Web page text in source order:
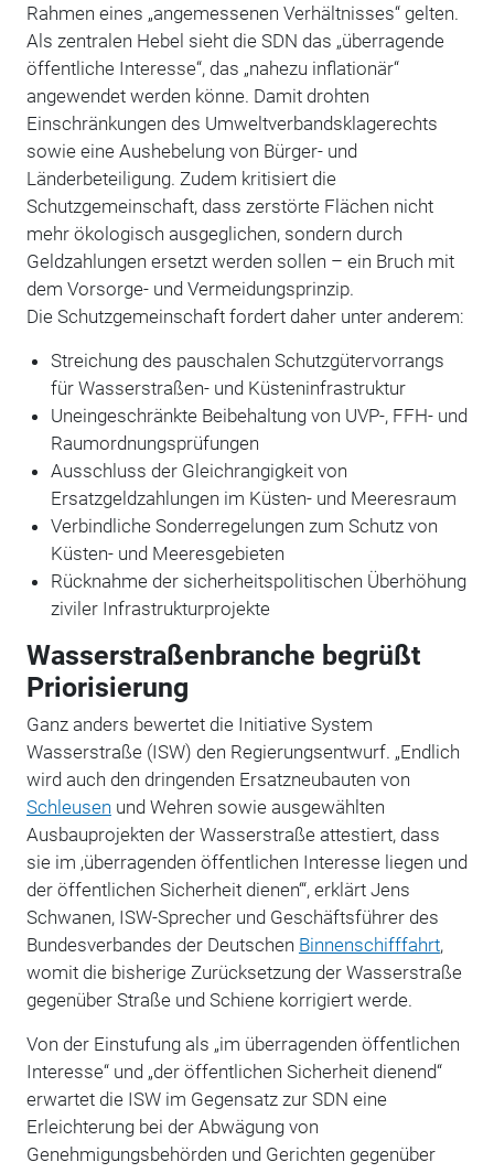
Rahmen eines „angemessenen Verhältnisses“ gelten.
Als zentralen Hebel sieht die SDN das „überragende
öffentliche Interesse“, das „nahezu inflationär“
angewendet werden könne. Damit drohten
Einschränkungen des Umweltverbandsklagerechts
sowie eine Aushebelung von Bürger- und
Länderbeteiligung. Zudem kritisiert die
Schutzgemeinschaft, dass zerstörte Flächen nicht
mehr ökologisch ausgeglichen, sondern durch
Geldzahlungen ersetzt werden sollen – ein Bruch mit
dem Vorsorge- und Vermeidungsprinzip.
Die Schutzgemeinschaft fordert daher unter anderem:
Streichung des pauschalen Schutzgütervorrangs
für Wasserstraßen- und Küsteninfrastruktur
Uneingeschränkte Beibehaltung von UVP-, FFH- und
Raumordnungsprüfungen
Ausschluss der Gleichrangigkeit von
Ersatzgeldzahlungen im Küsten- und Meeresraum
Verbindliche Sonderregelungen zum Schutz von
Küsten- und Meeresgebieten
Rücknahme der sicherheitspolitischen Überhöhung
ziviler Infrastrukturprojekte
Wasserstraßenbranche begrüßt
Priorisierung
Ganz anders bewertet die Initiative System
Wasserstraße (ISW) den Regierungsentwurf. „Endlich
wird auch den dringenden Ersatzneubauten von
Schleusen und Wehren sowie ausgewählten
Ausbauprojekten der Wasserstraße attestiert, dass
sie im ‚überragenden öffentlichen Interesse liegen und
der öffentlichen Sicherheit dienen‘“, erklärt Jens
Schwanen, ISW-Sprecher und Geschäftsführer des
Bundesverbandes der Deutschen Binnenschifffahrt,
womit die bisherige Zurücksetzung der Wasserstraße
gegenüber Straße und Schiene korrigiert werde.
Von der Einstufung als „im überragenden öffentlichen
Interesse“ und „der öffentlichen Sicherheit dienend“
erwartet die ISW im Gegensatz zur SDN eine
Erleichterung bei der Abwägung von
Genehmigungsbehörden und Gerichten gegenüber